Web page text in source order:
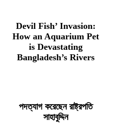
Devil Fish’ Invasion:
How an Aquarium Pet
is Devastating
Bangladesh’s Rivers
পদত্যাগ করেছেন রাষ্ট্রপতি
সাহাবুদ্দিন